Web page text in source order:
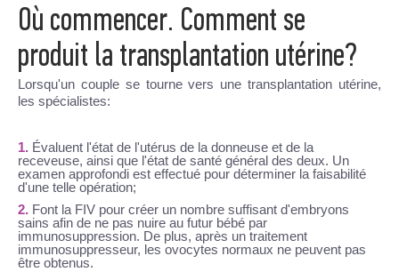
Où commencer. Comment se
produit la transplantation utérine?
Lorsqu'un couple se tourne vers une transplantation utérine,
les spécialistes:
Évaluent l'état de l'utérus de la donneuse et de la
receveuse, ainsi que l'état de santé général des deux. Un
examen approfondi est effectué pour déterminer la faisabilité
d'une telle opération;
Font la FIV pour créer un nombre suffisant d'embryons
sains afin de ne pas nuire au futur bébé par
immunosuppression. De plus, après un traitement
immunosuppresseur, les ovocytes normaux ne peuvent pas
être obtenus.